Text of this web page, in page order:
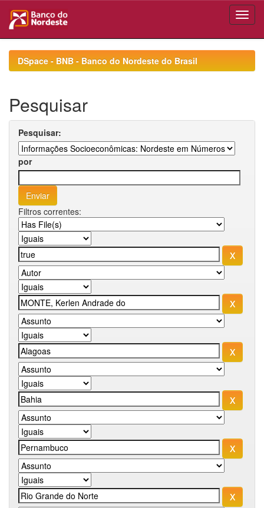
navigationDSpace - BNB - Banco do Nordeste do Brasil
Pesquisar
Pesquisar:
por
Filtros correntes: